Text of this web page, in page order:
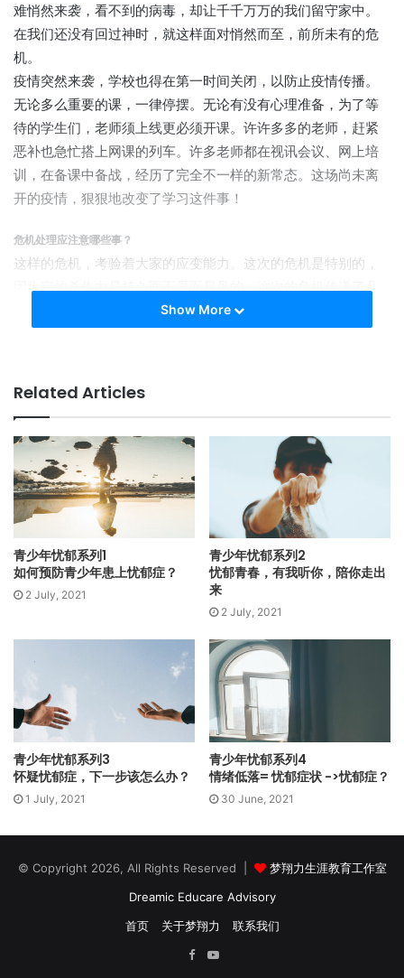
难悄然来袭，看不到的病毒，却让千千万万的我们留守家中。
在我们还没有回过神时，就这样面对悄然而至，前所未有的危
机。
疫情突然来袭，学校也得在第一时间关闭，以防止疫情传播。
无论多么重要的课，一律停摆。无论有没有心理准备，为了等
待的学生们，老师须上线更必须开课。许许多多的老师，赶紧
恶补也急忙搭上网课的列车。许多老师都在视讯会议、网上培
训，在备课中备战，经历了完全不一样的新常态。这场尚未离
开的疫情，狠狠地改变了学习这件事！
危机处理应注意哪些事？
这样的危机，考验着大家的应变能力。这次的危机是特别的，
因为它的杀伤力是持久而不显而易见的。这次的危机传递了几
个很重要的讯息，而教育体系必须拥有愿意面对危机的勇气和
持久力。
这次面对疫情的危机处理，强调速度和弹性。危机处理的过
程，强调几项重要的要素：♦ 止血（不让情况恶化）♦ 管理言论
（不让流言和媒体渲染）♦ 照顾（适时提供援助）♦ 预防（提早
防范，避免更大的危机发生）。
2. 评估和建立校内复课条件
如何复课并让学生正常上课成了最重要的第一件事。然而，每
所学校因地理和硬体条件的差异而面对不同的挑战。因此评估
和建立校内的复课条件成为关键事务。例如：
♦ 对教学内容、进度和评鉴方式进行合理的调整并提供可依循的
架构。
♦ 评估教师网上授课能力，适时给予培训，并对有特别需求的教
师提供一对一的支援。在学中做，做中学的复课阶段中，不断
的评估和调整。
♦ 调查学生的现有网上硬体和软体资源，适时提供软硬体的援
助。
♦ 为复课的风险管理和健康教育做出适当的准备，以降低散播疫
情的风险。
面对疫情行管期和有限制行管期的压力，人容易因焦虑而产生
种种不适当的应对模式。因此有效而透明的沟通是让学生和教
师感到安心的关键。
♦ 讯息的发布不因只是公告和公式化的讯息，而需同时包含关怀
Show More
Related Articles
青少年忧郁系列1
如何预防青少年患上忧郁症？
2 July, 2021
青少年忧郁系列2
忧郁青春，有我听你，陪你走出
来
2 July, 2021
青少年忧郁系列3
怀疑忧郁症，下一步该怎么办？
1 July, 2021
青少年忧郁系列4
情绪低落= 忧郁症状 ->忧郁症？
30 June, 2021
© Copyright 2026, All Rights Reserved |
梦翔力生涯教育工作室
Dreamic Educare Advisory
首页
关于梦翔力
联系我们
Facebook
YouTube